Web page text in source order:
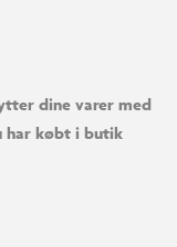
dine varer med
har købt i butik